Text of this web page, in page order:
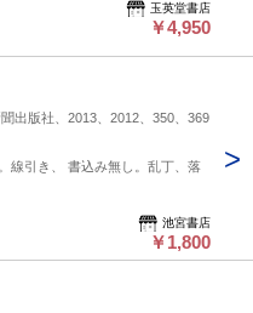
玉英堂書店
￥4,950
出版社、2013、2012、350、369
線引き、 書込み無し。乱丁、落
池宮書店
￥1,800